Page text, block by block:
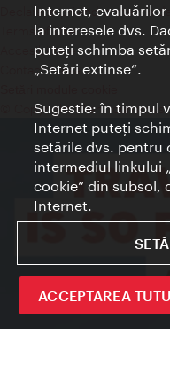
Declaraţie privind protecţia
Terms of Use
Accesibilitate
Contact presa
© Copyright Wien Tourismus
Internet,
la interesele dvs.
puteţi schimba
„Setări extinse“.
Sugestie: în timpul
Internet puteţi
setările dvs. pentru
intermediul linkului
cookie“ din subsol,
Internet.
ACCEPTAREA